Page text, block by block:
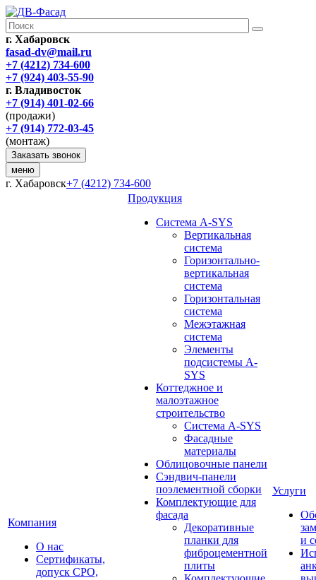
г. Хабаровск
fasad-dv@mail.ru
+7 (4212) 734-600
+7 (924) 403-55-90
г. Владивосток
+7 (914) 401-02-66
(продажи)
+7 (914) 772-03-45
(монтаж)
Заказать звонок
меню
г. Хабаровск+7 (4212) 734-600
Компания
О нас
Сертификаты,
допуск СРО,
Продукция
Система A-SYS
Вертикальная
система
Горизонтально-
вертикальная
система
Горизонтальная
система
Межэтажная
система
Элементы
подсистемы A-
SYS
Коттеджное и
малоэтажное
строительство
Система A-SYS
Фасадные
материалы
Облицовочные панели
Сэндвич-панели
поэлементной сборки
Комплектующие для
фасада
Декоративные
планки для
фиброцементной
плиты
Услуги
и